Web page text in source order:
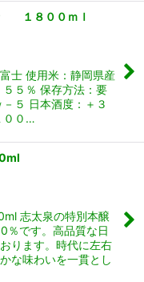
１８００ｍｌ
使用米：静岡県産
５％ 保存方法：要
５ 日本酒度：＋３
００…
志太泉の特別本醸
％です。高品質な日
ります。時代に左右
な味わいを一貫とし